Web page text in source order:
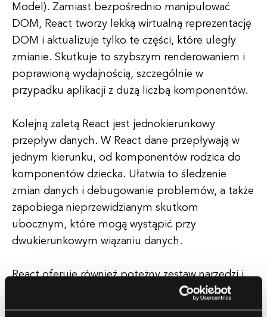
Model). Zamiast bezpośrednio manipulować
DOM, React tworzy lekką wirtualną reprezentację
DOM i aktualizuje tylko te części, które uległy
zmianie. Skutkuje to szybszym renderowaniem i
poprawioną wydajnością, szczególnie w
przypadku aplikacji z dużą liczbą komponentów.
Kolejną zaletą React jest jednokierunkowy
przepływ danych. W React dane przepływają w
jednym kierunku, od komponentów rodzica do
komponentów dziecka. Ułatwia to śledzenie
zmian danych i debugowanie problemów, a także
zapobiega nieprzewidzianym skutkom
ubocznym, które mogą wystąpić przy
dwukierunkowym wiązaniu danych.
React oferuje również potężny zestaw narzędzi i
bibliotek, takich jak React Router do obsługi
routingu w aplikacjach typu single-page, Redux